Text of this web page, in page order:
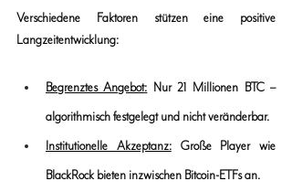
Verschiedene Faktoren stützen eine positive
Langzeitentwicklung:
Begrenztes Angebot: Nur 21 Millionen BTC –
algorithmisch festgelegt und nicht veränderbar.
Institutionelle Akzeptanz: Große Player wie
BlackRock bieten inzwischen Bitcoin-ETFs an.